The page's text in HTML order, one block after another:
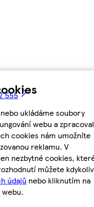
ukládáme soubory
webu a
cookies nám umožníte
reklamu. V
nezbytné cookies,
můžete kdykoliv
údajů nebo kliknutím na
555